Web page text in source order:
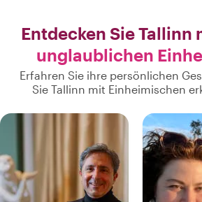
Entdecken Sie Tallinn
unglaublichen
Erfahren Sie ihre persönlichen
Sie Tallinn mit Einheimischen